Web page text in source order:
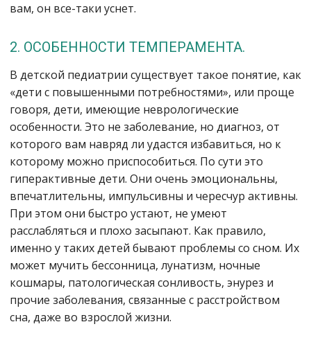
вам, он все-таки уснет.
2. ОСОБЕННОСТИ ТЕМПЕРАМЕНТА.
В детской педиатрии существует такое понятие, как
«дети с повышенными потребностями», или проще
говоря, дети, имеющие неврологические
особенности. Это не заболевание, но диагноз, от
которого вам навряд ли удастся избавиться, но к
которому можно приспособиться. По сути это
гиперактивные дети. Они очень эмоциональны,
впечатлительны, импульсивны и чересчур активны.
При этом они быстро устают, не умеют
расслабляться и плохо засыпают. Как правило,
именно у таких детей бывают проблемы со сном. Их
может мучить бессонница, лунатизм, ночные
кошмары, патологическая сонливость, энурез и
прочие заболевания, связанные с расстройством
сна, даже во взрослой жизни.